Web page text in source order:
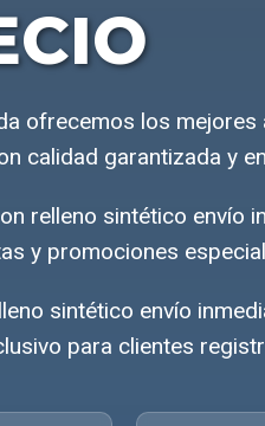
ofrecemos los mejores
calidad garantizada y
relleno sintético envío
y promociones
sintético envío
para clientes